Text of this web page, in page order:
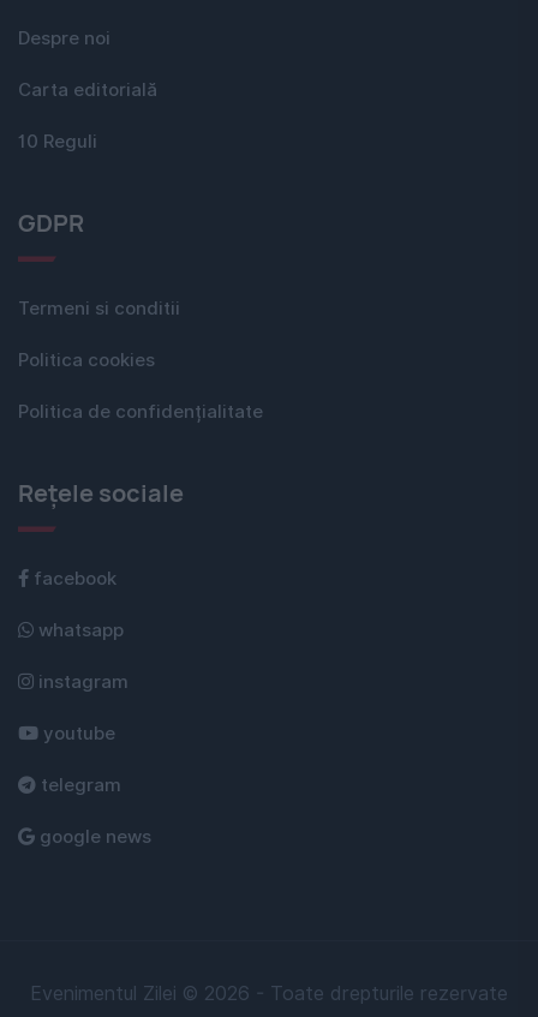
Despre noi
Carta editorială
10 Reguli
GDPR
Termeni si conditii
Politica cookies
Politica de confidențialitate
Rețele sociale
facebook
whatsapp
instagram
youtube
telegram
google news
Evenimentul Zilei © 2026 - Toate drepturile rezervate